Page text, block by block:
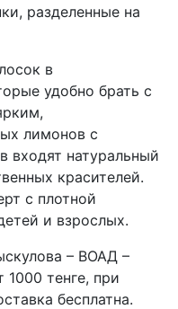
разделенные на
в
удобно брать с
лимонов с
входят натуральный
красителей.
с плотной
и взрослых.
– ВОАД –
тенге, при
бесплатна.